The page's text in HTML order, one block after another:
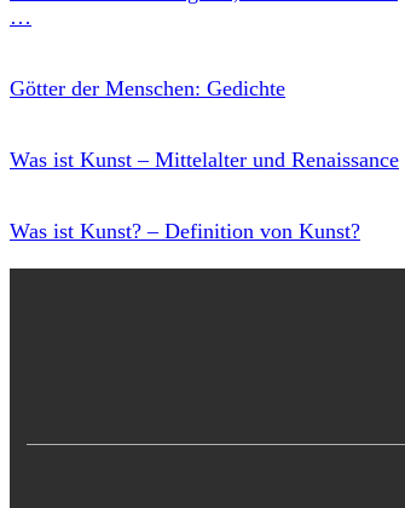
…
Götter der Menschen: Gedichte
Was ist Kunst – Mittelalter und Renaissance
Was ist Kunst? – Definition von Kunst?